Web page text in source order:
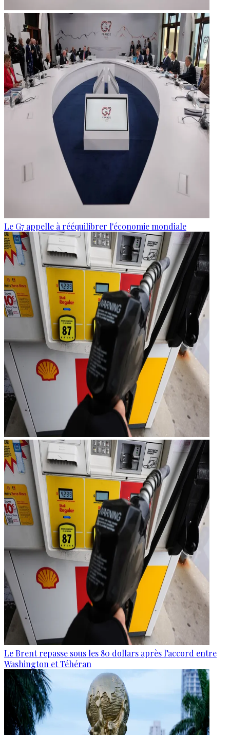
Le G7 appelle à rééquilibrer l'économie mondiale
Le Brent repasse sous les 80 dollars après l’accord entre
Washington et Téhéran